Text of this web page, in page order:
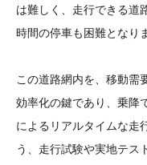
は難しく、走行できる道
時間の停車も困難となり
この道路網内を、移動需
効率化の鍵であり、乗降
によるリアルタイムな走
う、走行試験や実地テス